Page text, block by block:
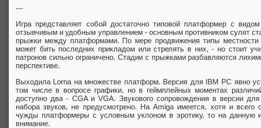
---
Игра представляет собой достаточно типовой платформер с
отзывчивым и удобным управлением - основным противником сулят
прыжки между платформами. По мере продвижения типы местности
может бить последних прикладом или стрелять в них, - но стоит
патронов сильно ограничено. Стадии с прыжками разбавляются
перспективе.
Выходила Lorna на множестве платформ. Версия для IBM PC явно
том числе в вопросе графики, но в геймплейных моментах
доступно два - CGA и VGA. Звукового сопровождения в версии
набора звуков, не предусмотрено. На Amiga имеется, хотя и
чужды платформеры с условным уклоном в эротику, то на данную
внимание.